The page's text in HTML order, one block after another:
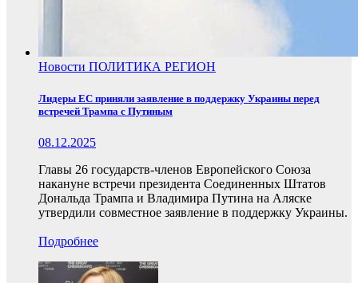
Новости ПОЛИТИКА РЕГИОН
Лидеры ЕС приняли заявление в поддержку Украины перед
встречей Трампа с Путиным
08.12.2025
Главы 26 государств-членов Европейского Союза
накануне встречи президента Соединенных Штатов
Дональда Трампа и Владимира Путина на Аляске
утвердили совместное заявление в поддержку Украины.
Подробнее